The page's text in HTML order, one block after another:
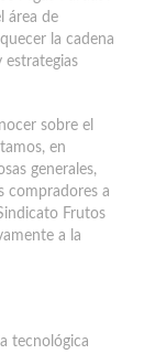
área de
la cadena
estrategias
sobre el
en
generales,
compradores a
Frutos
a la
tecnológica